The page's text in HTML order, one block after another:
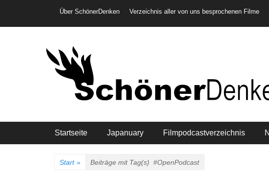
Header-Menü
Über SchönerDenken Verzeichnis aller von uns besprochenen Filme
Hauptmenü
Startseite Japanuary Filmpodcastverzeichnis
Start » Beiträge mit Tag(s) #OpenPodcast